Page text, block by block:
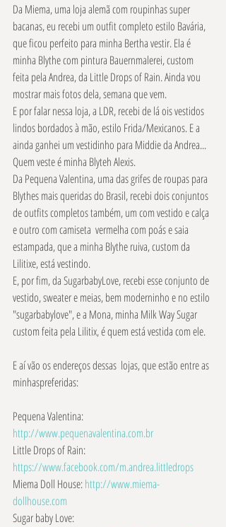
Da Miema, uma loja alemã com roupinhas super
bacanas, eu recebi um outfit completo estilo Bavária,
que ficou perfeito para minha Bertha vestir. Ela é
minha Blythe com pintura Bauernmalerei, custom
feita pela Andrea, da Little Drops of Rain. Ainda vou
mostrar mais fotos dela, semana que vem.
E por falar nessa loja, a LDR, recebi de lá ois vestidos
lindos bordados à mão, estilo Frida/Mexicanos. E a
ainda ganhei um vestidinho para Middie da Andrea...
Quem veste é minha Blyteh Alexis.
Da Pequena Valentina, uma das grifes de roupas para
Blythes mais queridas do Brasil, recebi dois conjuntos
de outfits completos também, um com vestido e calça
e outro com camiseta  vermelha com poás e saia
estampada, que a minha Blythe ruiva, custom da
Lilitixe, está vestindo.
E, por fim, da SugarbabyLove, recebi esse conjunto de
vestido, sweater e meias, bem moderninho e no estilo
"sugarbabylove", e a Mona, minha Milk Way Sugar
custom feita pela Lilitix, é quem está vestida com ele.
E aí vão os endereços dessas  lojas, que estão entre as
minhaspreferidas:
Pequena Valentina:
http://www.pequenavalentina.com.br
Little Drops of Rain:
https://www.facebook.com/m.andrea.littledrops
Miema Doll House: http://www.miema-
dollhouse.com
Sugar baby Love: